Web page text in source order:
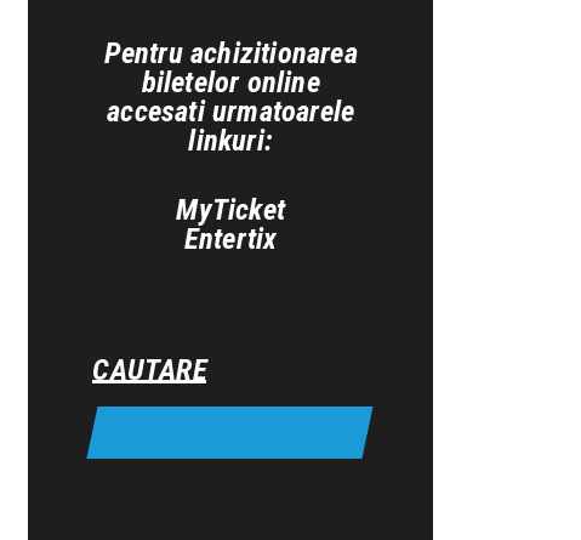
Pentru achizitionarea
biletelor online
accesati urmatoarele
linkuri:
MyTicket
Entertix
CAUTARE